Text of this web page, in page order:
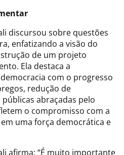
discursou sobre questões
enfatizando a visão do
de um projeto
Ela destaca a
com o progresso
redução de
abraçadas pelo
o compromisso com a
uma força democrática e
afirma: “É muito importante